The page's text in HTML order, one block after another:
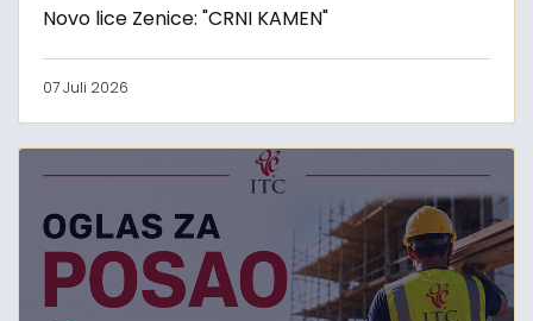
Novo lice Zenice: "CRNI KAMEN"
07 Juli 2026